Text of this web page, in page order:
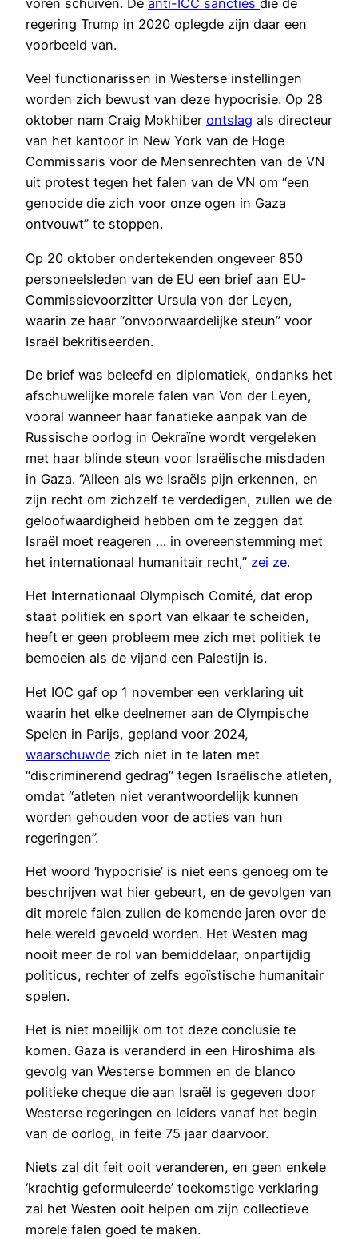
voren schuiven. De anti-ICC sancties die de
regering Trump in 2020 oplegde zijn daar een
voorbeeld van.
Veel functionarissen in Westerse instellingen
worden zich bewust van deze hypocrisie. Op 28
oktober nam Craig Mokhiber ontslag als directeur
van het kantoor in New York van de Hoge
Commissaris voor de Mensenrechten van de VN
uit protest tegen het falen van de VN om “een
genocide die zich voor onze ogen in Gaza
ontvouwt” te stoppen.
Op 20 oktober ondertekenden ongeveer 850
personeelsleden van de EU een brief aan EU-
Commissievoorzitter Ursula von der Leyen,
waarin ze haar “onvoorwaardelijke steun” voor
Israël bekritiseerden.
De brief was beleefd en diplomatiek, ondanks het
afschuwelijke morele falen van Von der Leyen,
vooral wanneer haar fanatieke aanpak van de
Russische oorlog in Oekraïne wordt vergeleken
met haar blinde steun voor Israëlische misdaden
in Gaza. “Alleen als we Israëls pijn erkennen, en
zijn recht om zichzelf te verdedigen, zullen we de
geloofwaardigheid hebben om te zeggen dat
Israël moet reageren … in overeenstemming met
het internationaal humanitair recht,” zei ze.
Het Internationaal Olympisch Comité, dat erop
staat politiek en sport van elkaar te scheiden,
heeft er geen probleem mee zich met politiek te
bemoeien als de vijand een Palestijn is.
Het IOC gaf op 1 november een verklaring uit
waarin het elke deelnemer aan de Olympische
Spelen in Parijs, gepland voor 2024,
waarschuwde zich niet in te laten met
“discriminerend gedrag” tegen Israëlische atleten,
omdat “atleten niet verantwoordelijk kunnen
worden gehouden voor de acties van hun
regeringen”.
Het woord ‘hypocrisie’ is niet eens genoeg om te
beschrijven wat hier gebeurt, en de gevolgen van
dit morele falen zullen de komende jaren over de
hele wereld gevoeld worden. Het Westen mag
nooit meer de rol van bemiddelaar, onpartijdig
politicus, rechter of zelfs egoïstische humanitair
spelen.
Het is niet moeilijk om tot deze conclusie te
komen. Gaza is veranderd in een Hiroshima als
gevolg van Westerse bommen en de blanco
politieke cheque die aan Israël is gegeven door
Westerse regeringen en leiders vanaf het begin
van de oorlog, in feite 75 jaar daarvoor.
Niets zal dit feit ooit veranderen, en geen enkele
‘krachtig geformuleerde’ toekomstige verklaring
zal het Westen ooit helpen om zijn collectieve
morele falen goed te maken.